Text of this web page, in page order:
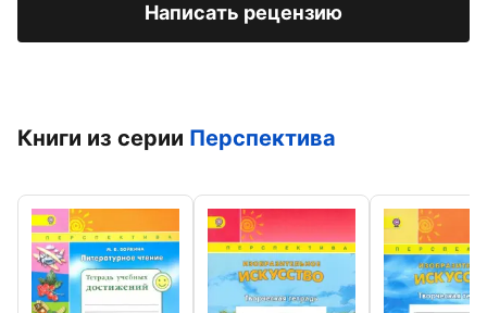
Написать рецензию
Книги из серии Перспектива